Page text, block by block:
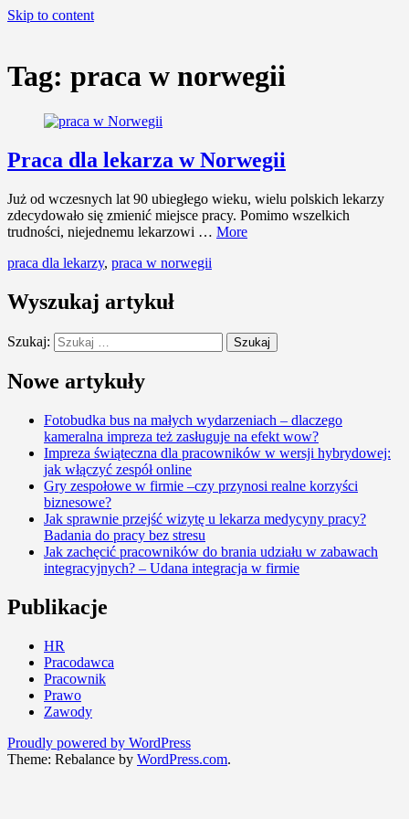
Skip to content
Tag: praca w norwegii
Praca dla lekarza w Norwegii
Już od wczesnych lat 90 ubiegłego wieku, wielu polskich lekarzy
zdecydowało się zmienić miejsce pracy. Pomimo wszelkich
trudności, niejednemu lekarzowi … More
praca dla lekarzy, praca w norwegii
Wyszukaj artykuł
Szukaj:
Nowe artykuły
Fotobudka bus na małych wydarzeniach – dlaczego
kameralna impreza też zasługuje na efekt wow?
Impreza świąteczna dla pracowników w wersji hybrydowej:
jak włączyć zespół online
Gry zespołowe w firmie –czy przynosi realne korzyści
biznesowe?
Jak sprawnie przejść wizytę u lekarza medycyny pracy?
Badania do pracy bez stresu
Jak zachęcić pracowników do brania udziału w zabawach
integracyjnych? – Udana integracja w firmie
Publikacje
HR
Pracodawca
Pracownik
Prawo
Zawody
Proudly powered by WordPress
Theme: Rebalance by WordPress.com.